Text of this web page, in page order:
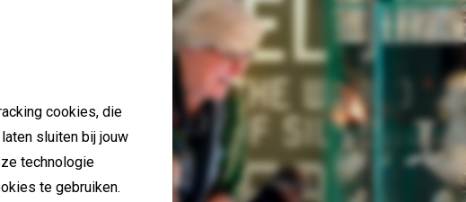
cookies, die
sluiten bij jouw
technologie
te gebruiken.